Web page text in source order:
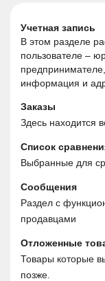
Учетная запись
В этом разделе
пользователе –
информация и
Заказы
Здесь находится
Список
Выбранные для
Сообщения
Раздел с
продавцами
Отложенные
Товары которые
позже.